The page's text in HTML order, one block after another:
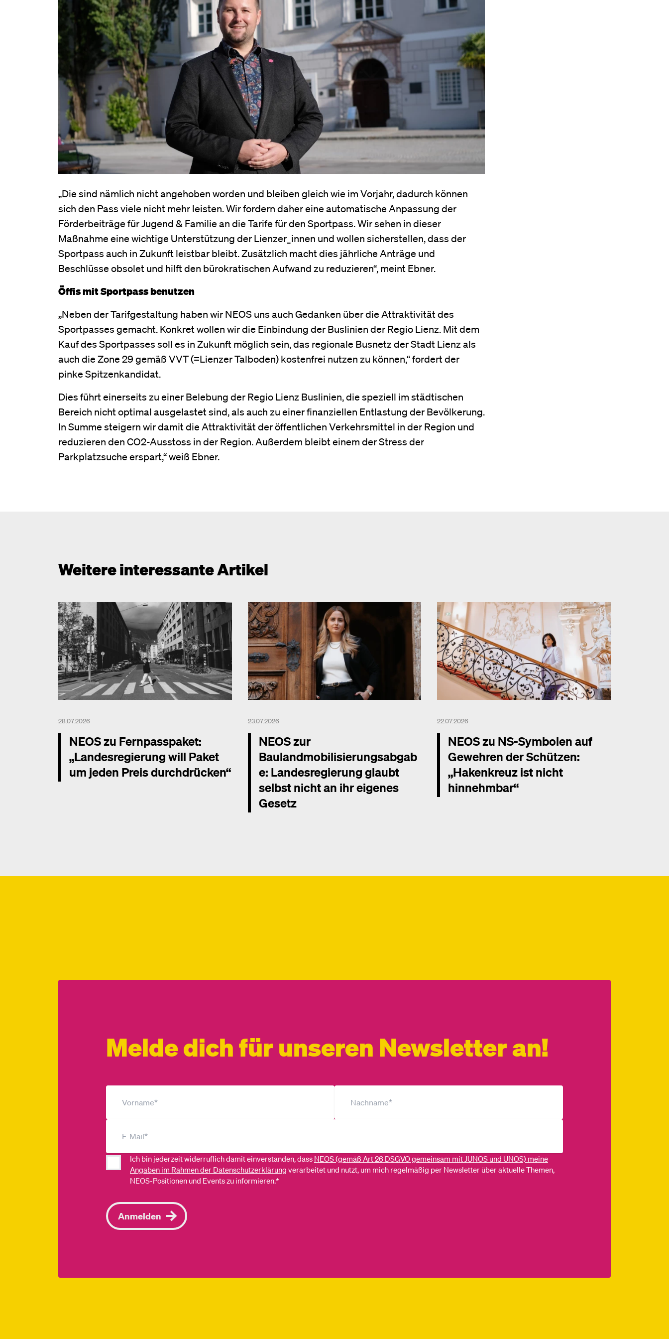
„Die sind nämlich nicht angehoben worden und bleiben gleich wie im Vorjahr, dadurch können
sich den Pass viele nicht mehr leisten. Wir fordern daher eine automatische Anpassung der
Förderbeiträge für Jugend & Familie an die Tarife für den Sportpass. Wir sehen in dieser
Maßnahme eine wichtige Unterstützung der Lienzer_innen und wollen sicherstellen, dass der
Sportpass auch in Zukunft leistbar bleibt. Zusätzlich macht dies jährliche Anträge und
Beschlüsse obsolet und hilft den bürokratischen Aufwand zu reduzieren“, meint Ebner.
Öffis mit Sportpass benutzen
„Neben der Tarifgestaltung haben wir NEOS uns auch Gedanken über die Attraktivität des
Sportpasses gemacht. Konkret wollen wir die Einbindung der Buslinien der Regio Lienz. Mit dem
Kauf des Sportpasses soll es in Zukunft möglich sein, das regionale Busnetz der Stadt Lienz als
auch die Zone 29 gemäß VVT (=Lienzer Talboden) kostenfrei nutzen zu können,“ fordert der
pinke Spitzenkandidat.
Dies führt einerseits zu einer Belebung der Regio Lienz Buslinien, die speziell im städtischen
Bereich nicht optimal ausgelastet sind, als auch zu einer finanziellen Entlastung der Bevölkerung.
In Summe steigern wir damit die Attraktivität der öffentlichen Verkehrsmittel in der Region und
reduzieren den CO2-Ausstoss in der Region. Außerdem bleibt einem der Stress der
Parkplatzsuche erspart,“ weiß Ebner.
Weitere interessante Artikel
28.07.2026
NEOS zu Fernpasspaket:
„Landesregierung will Paket
um jeden Preis durchdrücken“
23.07.2026
NEOS zur
Baulandmobilisierungsabgab
e: Landesregierung glaubt
selbst nicht an ihr eigenes
Gesetz
22.07.2026
NEOS zu NS-Symbolen auf
Gewehren der Schützen:
„Hakenkreuz ist nicht
hinnehmbar“
Melde dich für unseren Newsletter an!
Ich bin jederzeit widerruflich damit einverstanden, dass NEOS (gemäß Art 26 DSGVO gemeinsam mit JUNOS und UNOS) meine
Angaben im Rahmen der Datenschutzerklärung verarbeitet und nutzt, um mich regelmäßig per Newsletter über aktuelle Themen,
NEOS-Positionen und Events zu informieren.*
Anmelden